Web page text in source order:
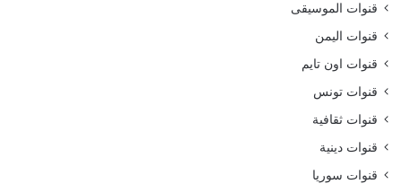
قنوات الموسيقى
قنوات اليمن
قنوات اون تايم
قنوات تونس
قنوات ثقافية
قنوات دينية
قنوات سوريا